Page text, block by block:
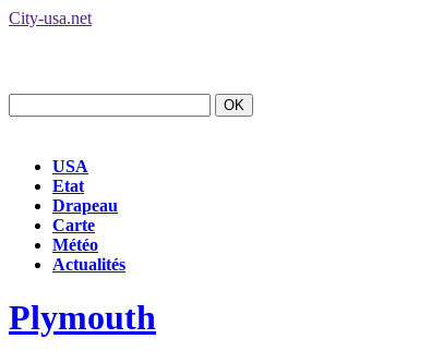
City-usa.net
USA
Etat
Drapeau
Carte
Météo
Actualités
Plymouth